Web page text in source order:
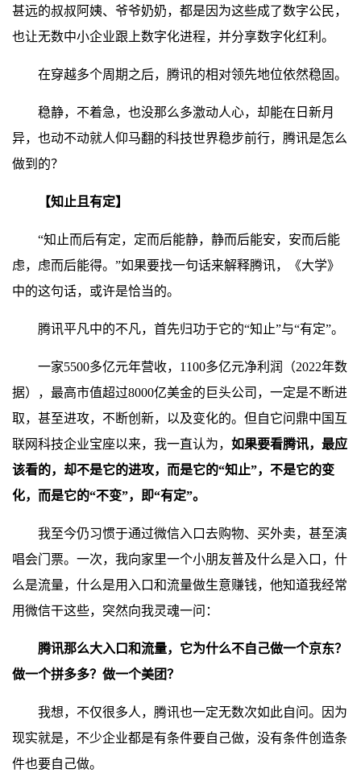
甚远的叔叔阿姨、爷爷奶奶，都是因为这些成了数字公民，
也让无数中小企业跟上数字化进程，并分享数字化红利。
在穿越多个周期之后，腾讯的相对领先地位依然稳固。
稳静，不着急，也没那么多激动人心，却能在日新月
异，也动不动就人仰马翻的科技世界稳步前行，腾讯是怎么
做到的？
【知止且有定】
“知止而后有定，定而后能静，静而后能安，安而后能
虑，虑而后能得。”如果要找一句话来解释腾讯，《大学》
中的这句话，或许是恰当的。
腾讯平凡中的不凡，首先归功于它的“知止”与“有定”。
一家5500多亿元年营收，1100多亿元净利润（2022年数
据），最高市值超过8000亿美金的巨头公司，一定是不断进
取，甚至进攻，不断创新，以及变化的。但自它问鼎中国互
联网科技企业宝座以来，我一直认为， 如果要看腾讯，最应
该看的，却不是它的进攻，而是它的“知止”，不是它的变
化，而是它的“不变”，即“有定”。
我至今仍习惯于通过微信入口去购物、买外卖，甚至演
唱会门票。一次，我向家里一个小朋友普及什么是入口，什
么是流量，什么是用入口和流量做生意赚钱，他知道我经常
用微信干这些，突然向我灵魂一问：
腾讯那么大入口和流量，它为什么不自己做一个京东？
做一个拼多多？做一个美团？
我想，不仅很多人，腾讯也一定无数次如此自问。因为
现实就是，不少企业都是有条件要自己做，没有条件创造条
件也要自己做。